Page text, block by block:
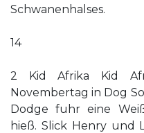
Schwanenhalses.
14
2 Kid Afrika Kid
Novembertag in Dog
Dodge fuhr eine
hieß. Slick Henry und